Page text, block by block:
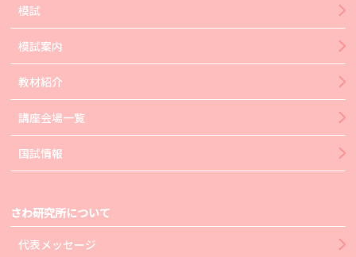
模試
模試案内
教材紹介
講座会場一覧
国試情報
さわ研究所について
代表メッセージ